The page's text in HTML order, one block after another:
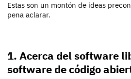
Estas son un montón de ideas
pena aclarar.
1. Acerca del software
software de código